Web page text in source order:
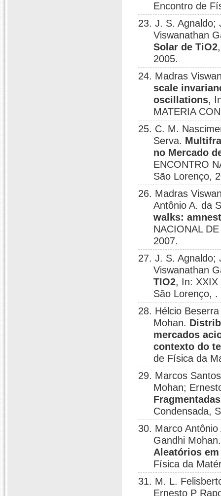
Encontro de
23. J. S. Agnaldo;
Viswanathan
Solar de TiO2
2005.
24. Madras
scale
oscillations,
MATERIA
25. C. M.
Serva.
no Mercado
ENCONTRO
São Lorenço,
26. Madras
Antônio A. da
walks:
NACIONAL
2007.
27. J. S. Agnaldo;
Viswanathan
TIO2, In: XXIX
São Lorenço, .
28. Hélcio
Mohan.
mercados
contexto do
de Física da
29. Marcos
Mohan;
Fragmentadas
Condensada,
30. Marco
Gandhi
Aleatórios
Física da
31. M. L.
Ernesto P